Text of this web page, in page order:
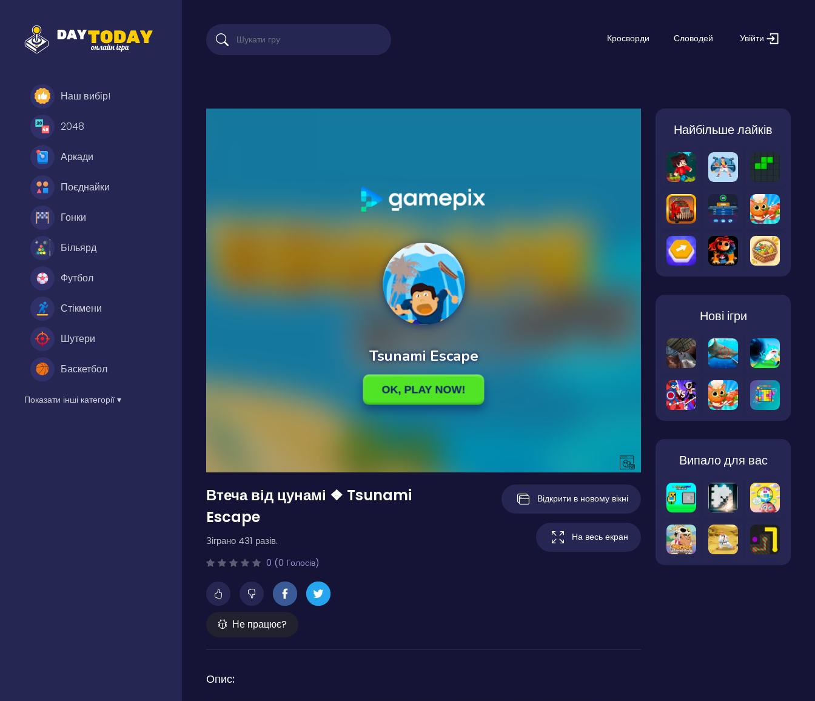
Наш вибір!
2048
Аркади
Поєднайки
Гонки
Більярд
Футбол
Стікмени
Шутери
Баскетбол
Показати інші категорії ▾
Кросворди Словодей Увійти
Втеча від цунамі ❖ Tsunami
Escape
Зіграно 431 разів.
0 (0 Голосів)
Не працює?
Відкрити в новому вікні
На весь екран
Опис:
Найбільше лайків
Нові ігри
Випало для вас